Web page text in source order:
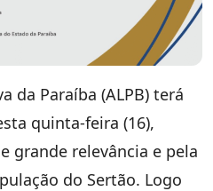
da Paraíba (ALPB) terá
quinta-feira (16),
grande relevância e pela
do Sertão. Logo